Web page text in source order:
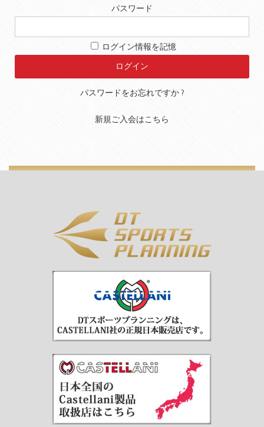
パスワード
ログイン情報を記憶
パスワードをお忘れですか ?
新規ご入会はこちら